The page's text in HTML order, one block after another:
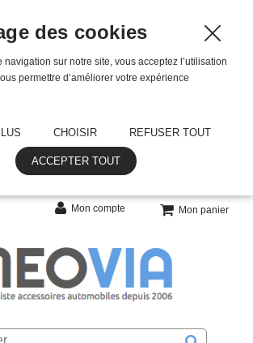
Mon compte Mon panier
des cookies
navigation sur notre site, vous acceptez l’utilisation
permettre d’améliorer votre expérience
CHOISIR REFUSER TOUT
ACCEPTER TOUT